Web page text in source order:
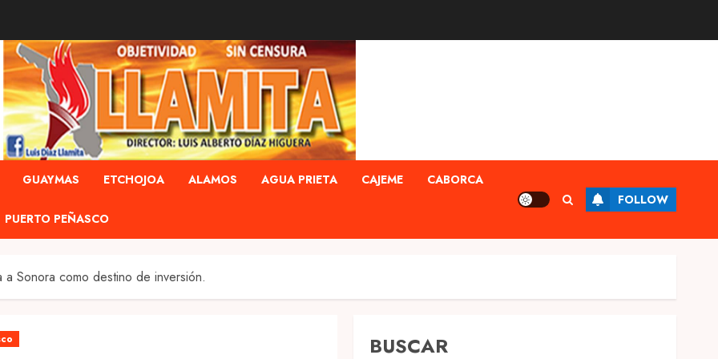
GUAYMAS ETCHOJOA ALAMOS AGUA PRIETA CAJEME CABORCA
PUERTO PEÑASCO
FOLLOW
a Sonora como destino de inversión.
BUSCAR